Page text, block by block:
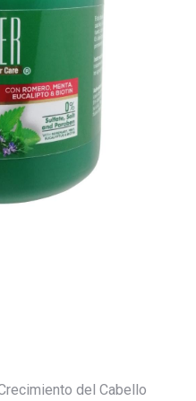
del Cabello